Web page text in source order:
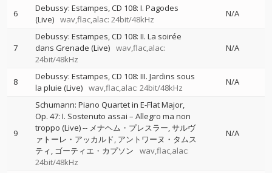
6
Debussy: Estampes, CD 108: I. Pagodes
(Live) wav,flac,alac: 24bit/48kHz
N/A
7
Debussy: Estampes, CD 108: II. La soirée
dans Grenade (Live) wav,flac,alac:
24bit/48kHz
N/A
8
Debussy: Estampes, CD 108: III. Jardins sous
la pluie (Live) wav,flac,alac: 24bit/48kHz
N/A
9
Schumann: Piano Quartet in E-Flat Major,
Op. 47: I. Sostenuto assai – Allegro ma non
troppo (Live)-- メナヘム・プレスラー サルヴ
ァトーレ・アッカルド アントワーヌ・タムス
ティ ゴーティエ・カプソン
wav,flac,alac:
24bit/48kHz
N/A